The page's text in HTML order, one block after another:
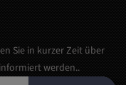
Sie in kurzer Zeit über
werden..